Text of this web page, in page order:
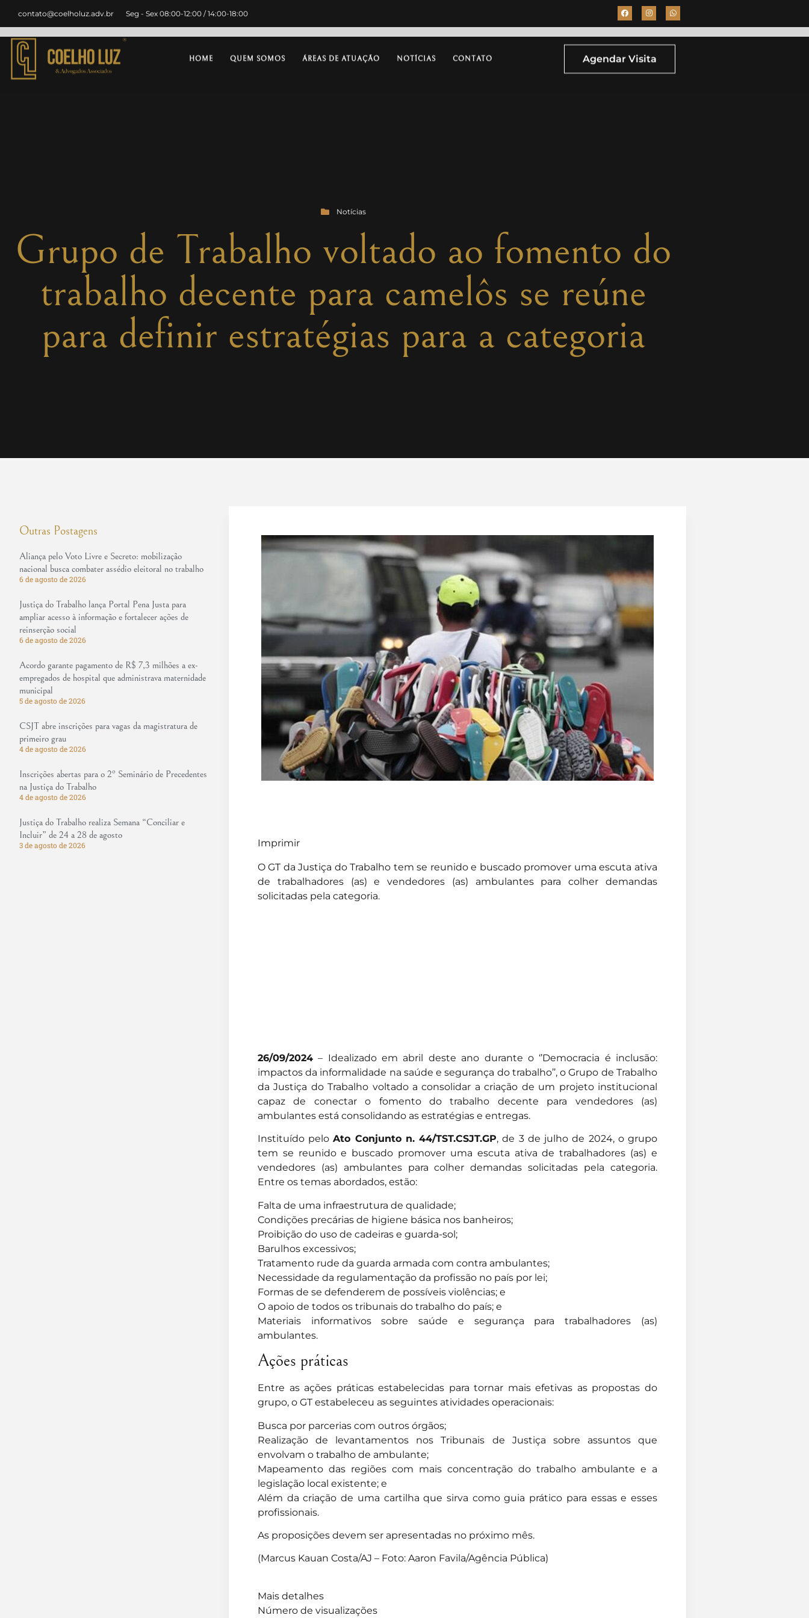
contato@coelholuz.adv.br Seg - Sex 08:00-12:00 / 14:00-18:00
HOME QUEM SOMOS ÁREAS DE ATUAÇÃO NOTÍCIAS CONTATO Agendar Visita
Notícias
Grupo de Trabalho voltado ao fomento do
trabalho decente para camelôs se reúne
para definir estratégias para a categoria
Outras Postagens
Aliança pelo Voto Livre e Secreto: mobilização
nacional busca combater assédio eleitoral no trabalho
6 de agosto de 2026
Justiça do Trabalho lança Portal Pena Justa para
ampliar acesso à informação e fortalecer ações de
reinserção social
6 de agosto de 2026
Acordo garante pagamento de R$ 7,3 milhões a ex-
empregados de hospital que administrava maternidade
municipal
5 de agosto de 2026
CSJT abre inscrições para vagas da magistratura de
primeiro grau
4 de agosto de 2026
Inscrições abertas para o 2º Seminário de Precedentes
na Justiça do Trabalho
4 de agosto de 2026
Justiça do Trabalho realiza Semana “Conciliar e
Incluir” de 24 a 28 de agosto
3 de agosto de 2026 Imprimir
O GT da Justiça do Trabalho tem se reunido e buscado promover uma escuta ativa
de trabalhadores (as) e vendedores (as) ambulantes para colher demandas
solicitadas pela categoria.
26/09/2024– Idealizado em abril deste ano durante o ‘’Democracia é inclusão:
impactos da informalidade na saúde e segurança do trabalho’’, o Grupo de Trabalho
da Justiça do Trabalho voltado a consolidar a criação de um projeto institucional
capaz de conectar o fomento do trabalho decente para vendedores (as)
ambulantes está consolidando as estratégias e entregas.
Instituído peloAto Conjunto n. 44/TST.CSJT.GP, de 3 de julho de 2024, o grupo
tem se reunido e buscado promover uma escuta ativa de trabalhadores (as) e
vendedores (as) ambulantes para colher demandas solicitadas pela categoria.
Entre os temas abordados, estão:
Falta de uma infraestrutura de qualidade;
Condições precárias de higiene básica nos banheiros;
Proibição do uso de cadeiras e guarda-sol;
Barulhos excessivos;
Tratamento rude da guarda armada com contra ambulantes;
Necessidade da regulamentação da profissão no país por lei;
Formas de se defenderem de possíveis violências; e
O apoio de todos os tribunais do trabalho do país; e
Materiais informativos sobre saúde e segurança para trabalhadores (as)
ambulantes.
Ações práticas
Entre as ações práticas estabelecidas para tornar mais efetivas as propostas do
grupo, o GT estabeleceu as seguintes atividades operacionais:
Busca por parcerias com outros órgãos;
Realização de levantamentos nos Tribunais de Justiça sobre assuntos que
envolvam o trabalho de ambulante;
Mapeamento das regiões com mais concentração do trabalho ambulante e a
legislação local existente; e
Além da criação de uma cartilha que sirva como guia prático para essas e esses
profissionais.
As proposições devem ser apresentadas no próximo mês.
(Marcus Kauan Costa/AJ – Foto: Aaron Favila/Agência Pública)
Mais detalhes
Número de visualizações